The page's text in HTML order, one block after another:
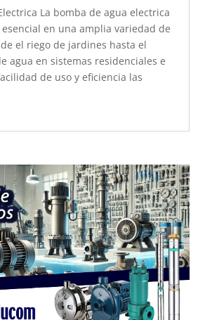
La bomba de agua electrica
en una amplia variedad de
el riego de jardines hasta el
agua en sistemas residenciales e
de uso y eficiencia las